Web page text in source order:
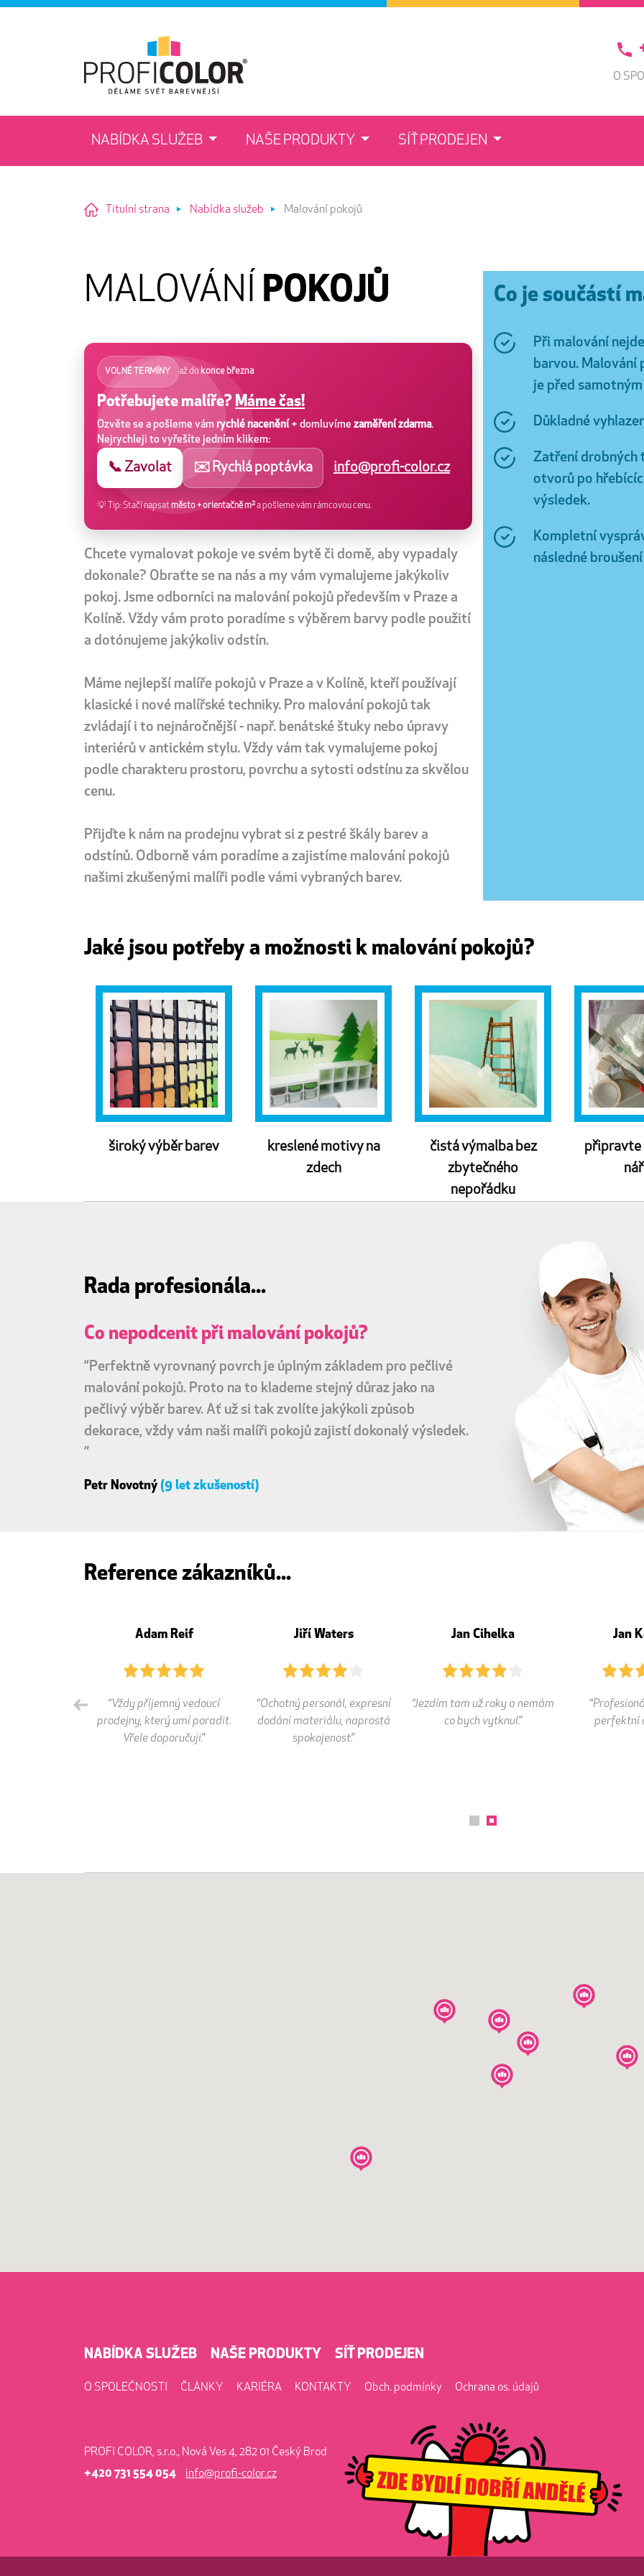
O
NABÍDKA SLUŽEB NAŠE PRODUKTY SÍŤ PRODEJEN
Titulní strana Nabídka služeb Malování pokojů
MALOVÁNÍ POKOJŮ
VOLNÉ TERMÍNY až dokonce března
Potřebujete malíře? Máme čas!
Ozvěte se a pošleme vám rychlé nacenění + domluvíme zaměření zdarma.
Nejrychleji to vyřešíte jedním klikem:
📞 Zavolat ✉️ Rychlá poptávka info@profi-color.cz
💡 Tip: Stačí napsat město + orientačně m²a pošleme vám rámcovou cenu.
Chcete vymalovat pokoje ve svém bytě či domě, aby vypadaly
dokonale? Obraťte se na nás a my vám vymalujeme jakýkoliv
pokoj. Jsme odborníci na malování pokojů především v Praze a
Kolíně. Vždy vám proto poradíme s výběrem barvy podle použití
a dotónujeme jakýkoliv odstín.
Máme nejlepší malíře pokojů v Praze a v Kolíně, kteří používají
klasické i nové malířské techniky. Pro malování pokojů tak
zvládají i to nejnáročnější - např. benátské štuky nebo úpravy
interiérů v antickém stylu. Vždy vám tak vymalujeme pokoj
podle charakteru prostoru, povrchu a sytosti odstínu za skvělou
cenu.
Přijďte k nám na prodejnu vybrat si z pestré škály barev a
odstínů. Odborně vám poradíme a zajistíme malování pokojů
našimi zkušenými malíři podle vámi vybraných barev.
Co je součástí
Při malování
barvou. Malování
je před
Důkladné
Zatření drobných
otvorů po
výsledek.
Kompletní
následné
Jaké jsou potřeby a možnosti k malování pokojů?
široký výběr barev
kreslené motivy na
zdech
čistá výmalba bez
zbytečného
nepořádku
připravte
Rada profesionála...
Co nepodcenit při malování pokojů?
“Perfektně vyrovnaný povrch je úplným základem pro pečlivé
malování pokojů. Proto na to klademe stejný důraz jako na
pečlivý výběr barev. Ať už si tak zvolíte jakýkoli způsob
dekorace, vždy vám naši malíři pokojů zajistí dokonalý výsledek.
”
Petr Novotný (9 let zkušeností)
Reference zákazníků...
Adam Reif
“Vždy příjemný vedoucí
prodejny, který umí poradit.
Vřele doporučuji.”
Jiří Waters
“Ochotný personál, expresní
dodání materiálu, naprostá
spokojenost.”
Jan Cihelka
“Jezdím tam už roky a nemám
co bych vytknul.”
Jan
perfektní
NABÍDKA SLUŽEB NAŠE PRODUKTY SÍŤ PRODEJEN
O SPOLEČNOSTI ČLÁNKY KARIÉRA KONTAKTY Obch. podmínky Ochrana os. údajů
PROFI COLOR, s.r.o., Nová Ves 4, 282 01 Český Brod
+420 731 554 054
info@profi-color.cz